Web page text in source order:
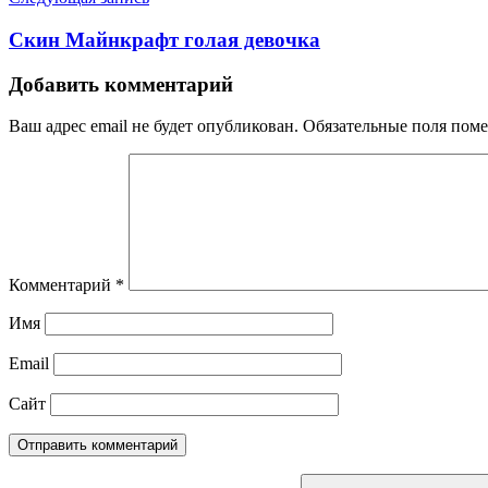
Скин Майнкрафт голая девочка
Добавить комментарий
Ваш адрес email не будет опубликован. Обязательные поля
Комментарий *
Имя
Email
Сайт